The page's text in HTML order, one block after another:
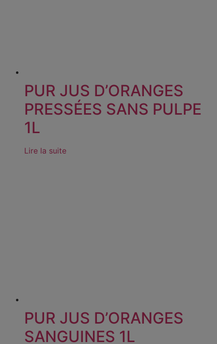
PUR JUS D’ORANGES
PRESSÉES SANS PULPE
1L
Lire la suite
PUR JUS D’ORANGES
SANGUINES 1L